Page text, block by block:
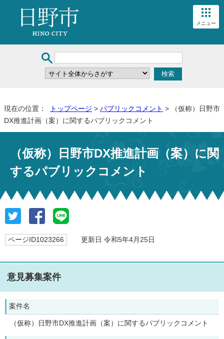
メニュー
現在の位置： トップページ > パブリックコメント > （仮称）日野市
DX推進計画（案）に関するパブリックコメント
（仮称）日野市DX推進計画（案）に関
するパブリックコメント
ページID1023266 更新日 令和5年4月25日
意見募集案件
案件名
（仮称）日野市DX推進計画（案）に関するパブリックコメント